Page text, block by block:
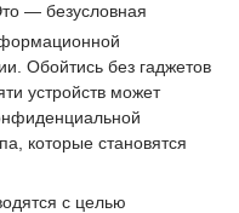
— безусловная
Обойтись без гаджетов
устройств может
которые становятся
с целью